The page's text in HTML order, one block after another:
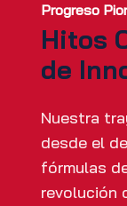
Progreso
Hitos
de
Nuestra
desde el
fórmulas
revolución